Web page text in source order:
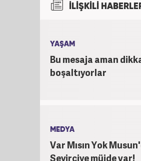
İLİŞKİLİ
YAŞAM
Bu mesaja aman
boşaltıyorlar
MEDYA
Var Mısın Yok
Seyirciye müjde var!